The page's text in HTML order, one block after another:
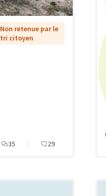
Non retenue par le
tri citoyen
35 29